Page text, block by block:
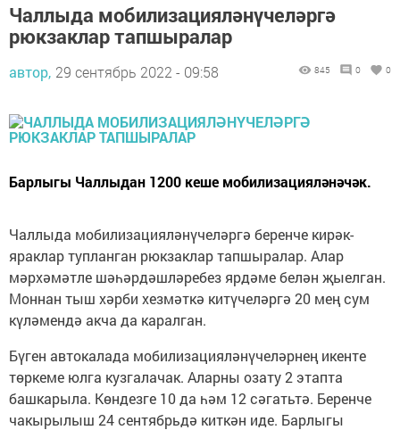
Чаллыда мобилизацияләнүчеләргә
рюкзаклар тапшыралар
автор, 29 сентябрь 2022 - 09:58 845 0 0
Барлыгы Чаллыдан 1200 кеше мобилизацияләнәчәк.
Чаллыда мобилизацияләнүчеләргә беренче кирәк-
яраклар тупланган рюкзаклар тапшыралар. Алар
мәрхәмәтле шәһәрдәшләребез ярдәме белән җыелган.
Моннан тыш хәрби хезмәткә китүчеләргә 20 мең сум
күләмендә акча да каралган.
Бүген автокалада мобилизацияләнүчеләрнең икенте
төркеме юлга кузгалачак. Аларны озату 2 этапта
башкарыла. Көндезге 10 да һәм 12 сәгатьтә. Беренче
чакырылыш 24 сентябрьдә киткән иде. Барлыгы